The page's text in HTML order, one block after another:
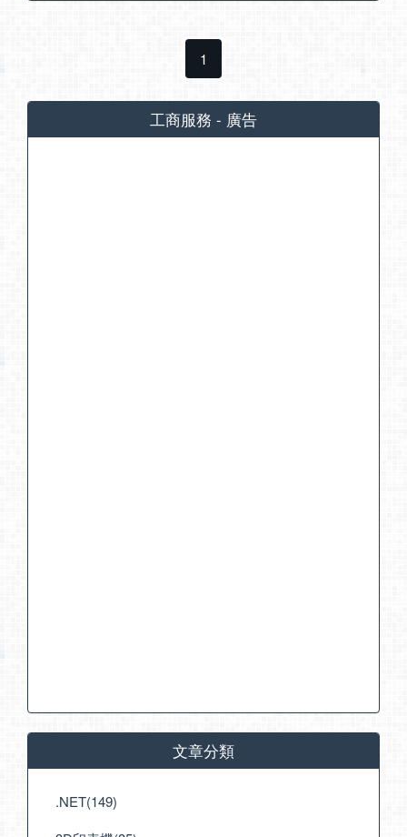
1
工商服務 - 廣告
文章分類
.NET(149)